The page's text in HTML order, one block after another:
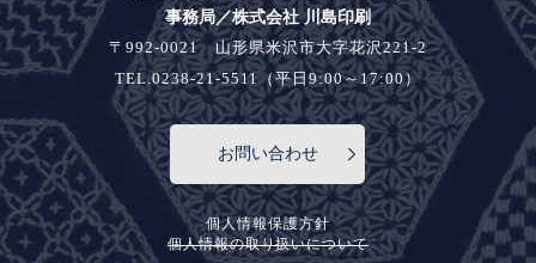
事務局／株式会社 川島印刷
〒992-0021 山形県米沢市大字花沢221-2
TEL.0238-21-5511（平日9:00～17:00）
お問い合わせ
個人情報保護方針
個人情報の取り扱いについて